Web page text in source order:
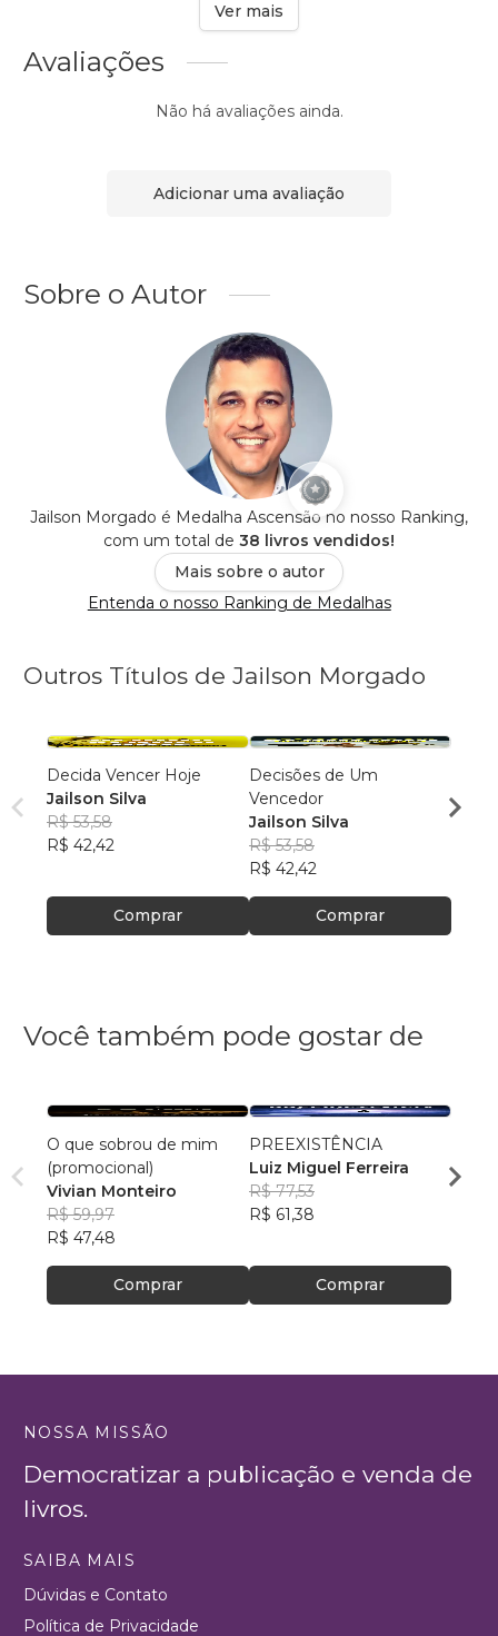
Ver mais
Avaliações
Não há avaliações ainda.
Adicionar uma avaliação
Sobre o Autor
Jailson Morgado é Medalha Ascensão no nosso Ranking,
com um total de 38 livros vendidos!
Mais sobre o autor
Entenda o nosso Ranking de Medalhas
Outros Títulos de Jailson Morgado
Decida Vencer Hoje
Jailson Silva
R$ 53,58
R$ 42,42
Comprar
Decisões de Um
Vencedor
Jailson Silva
R$ 53,58
R$ 42,42
Comprar
Você também pode gostar de
O que sobrou de mim
(promocional)
Vivian Monteiro
R$ 59,97
R$ 47,48
Comprar
PREEXISTÊNCIA
Luiz Miguel Ferreira
R$ 77,53
R$ 61,38
Comprar
R$
NOSSA MISSÃO
Democratizar a publicação e venda de
livros.
SAIBA MAIS
Dúvidas e Contato
Política de Privacidade